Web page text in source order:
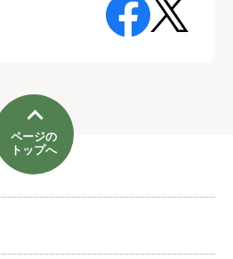
ページの
トップへ